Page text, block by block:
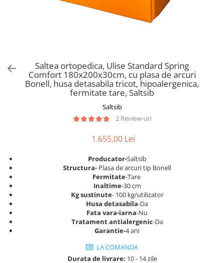
Saltele Pocket
Saltele Memory Pocket
Saltele cu plasa arcuri
Saltele cu spuma poliuretanica
Saltele 140x200
Saltele 160x200
Saltele 180x200
Top saltele
Top saltele 5 cm
Top saltele memory 5 cm
Scaune pentru living
Seturi comode living si vitrine
Etajere Birou
Dulap birou
Birouri
Scaune pentru birou
Scaune pentru vizitatori
Scaune manager
Scaune birou copii
Scaune resigilate
Scaune terasa si outdoor
Saltea ortopedica, Ulise Standard Spring
Comfort 180x200x30cm, cu plasa de arcuri
Bonell, husa detasabila tricot, hipoalergenica,
fermitate tare, Saltsib
Saltsib
2 Review-uri
1.655,00 Lei
Producator-Saltsib
Structura- Plasa de arcuri tip Bonell
Fermitate-Tare
Inaltime-30 cm
Kg sustinute- 100 kg/utilizator
Husa detasabila-Da
Fata vara-iarna-Nu
Tratament antialergenic-Da
Garantie-4 ani
LA COMANDA
Durata de livrare: 10 - 14 zile